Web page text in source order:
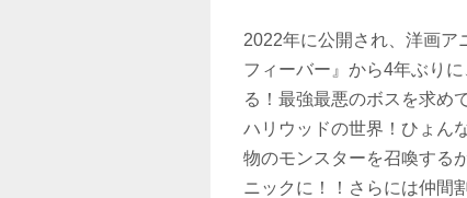
2022年に公開され、洋画ア
フィーバー』から4年ぶり
る！最強最悪のボスを求め
ハリウッドの世界！ひょん
物のモンスターを召喚する
ニックに！！さらには仲間